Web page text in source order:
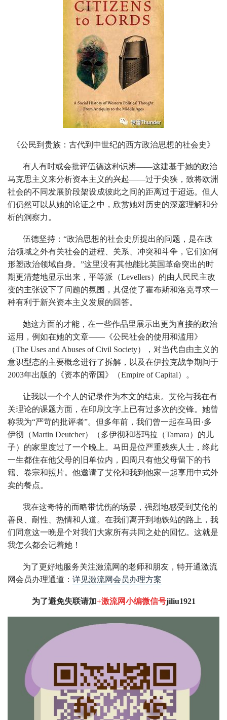
《公民到贵族：古代到中世纪的西方政治思想的社会史》
有人有时或会批评伍德这种识辨——这建基于她的政治
马克思主义来分析资本主义的兴起——过于尖狭，致将欧洲
社会的不同发展阶段架设成彼此之间的距离过于迢远。但人
们仍然可以从她的论证之中，欣赏她对历史的深邃理解和分
析的洞察力。
伍德坚持：“政治思想的社会史所提出的问题，是在政
治领域之外有关社会的进程、关系、冲突和斗争，它们如何
形塑政治领域自身。”这里没有其他能比英国革命突出的时
期更清楚地显示出来，平等派（Levellers）的由人民民主改
变的主张设下了问题的氛围，其促使了霍布斯和洛克寻求一
种有利于新兴资本主义发展的回答。
她这方面的才能，在一些作品里展示出更为直接的政治
运用，例如在她的文章——《公民社会的使用和滥用》
（The Uses and Abuses of Civil Society），对当代自由主义的
意识型态的主要概念进行了拆解，以及在伊拉克战争期间于
2003年出版的《资本的帝国》（Empire of Capital）。
让我以一个个人的记录作为本文的结束。艾伦与我在有
关理论的课题方面，在印刷文字上已有过多次的交锋。她曾
称我为“严苛的批评者”。但多年前，我们曾一起在马田·多
伊彻（Martin Deutcher）（多伊彻和塔玛拉（Tamara）的儿
子）的家里度过了一个晚上。马田是位严重残疾人士，终此
一生都住在他父母的旧单位内，四周只有他父母留下的书
籍、卷宗和照片。他邀请了艾伦和我到他家一起享用中式外
卖的餐点。
我在这奇特的而略带忧伤的场景，强烈地感受到艾伦的
善良、耐性、热情和人道。在我们离开到地铁站的路上，我
们同意这一晚是个对我们大家所有共同之处的回忆。这就是
我怎么都会记着她！
为了更好地服务关注激流网的老师和朋友，特开通激流
网会员办理通道： 详见激流网会员办理方案
为了避免失联请加+激流网小编微信号jiliu1921